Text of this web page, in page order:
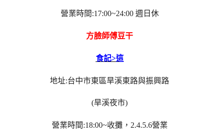
營業時間:17:00~24:00 週日休
方臉師傅豆干
食記>這
地址:台中市東區旱溪東路與振興路
(旱溪夜市)
營業時間:18:00~收攤，2.4.5.6營業